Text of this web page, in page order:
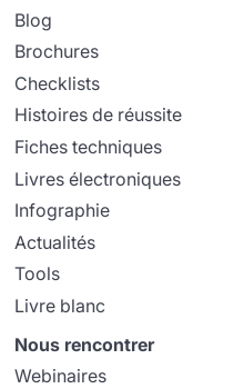
Blog
Brochures
Checklists
Histoires de réussite
Fiches techniques
Livres électroniques
Infographie
Actualités
Tools
Livre blanc
Nous rencontrer
Webinaires